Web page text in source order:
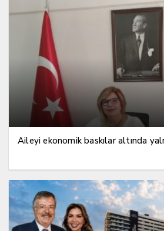
Aileyi ekonomik baskılar altında